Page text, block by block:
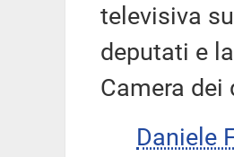
televisiva
deputati e
Camera
Daniele